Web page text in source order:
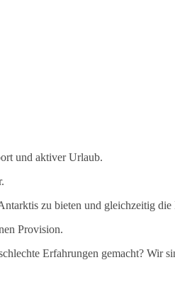
und aktiver Urlaub.
zu bieten und gleichzeitig die
Provision.
Erfahrungen gemacht? Wir